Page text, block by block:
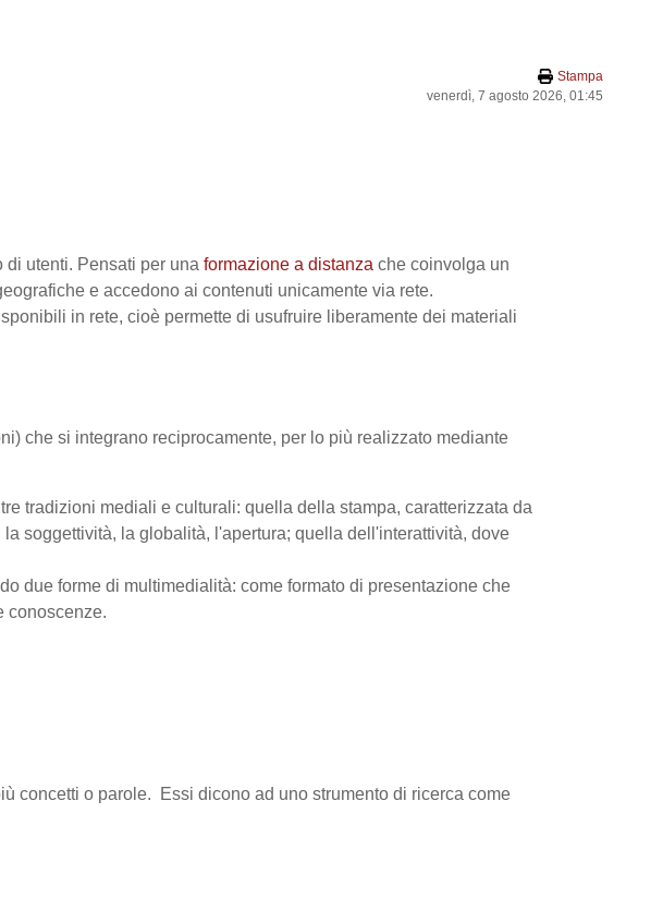
Stampa
venerdì, 7 agosto 2026, 01:45
di utenti. Pensati per una formazione a distanza che coinvolga un
e accedono ai contenuti unicamente via rete.
in rete, cioè permette di usufruire liberamente dei materiali
che si integrano reciprocamente, per lo più realizzato mediante
tradizioni mediali e culturali: quella della stampa, caratterizzata da
soggettività, la globalità, l'apertura; quella dell'interattività, dove
due forme di multimedialità: come formato di presentazione che
conoscenze.
concetti o parole. Essi dicono ad uno strumento di ricerca come